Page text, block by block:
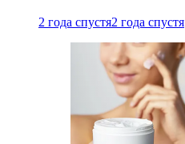
2 года спустя2 года спустя